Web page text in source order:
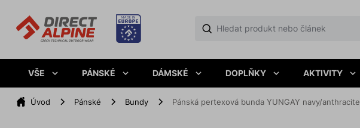
VŠE PÁNSKÉ DÁMSKÉ DOPLŇKY AKTIVITY
Úvod Pánské Bundy Pánská pertexová bunda YUNGAY navy/anthracite